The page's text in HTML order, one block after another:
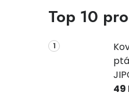
Top 10
49